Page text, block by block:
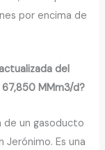
por encima de
del
MMm3/d?
de un gasoducto
Jerónimo. Es una